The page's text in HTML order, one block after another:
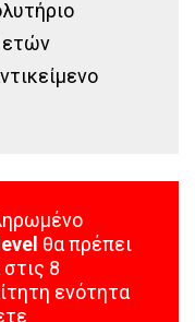
ετών
θα πρέπει
8
ενότητα